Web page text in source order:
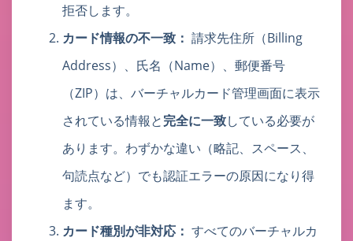
拒否します。
カード情報の不一致： 請求先住所（Billing
Address）、氏名（Name）、郵便番号
（ZIP）は、バーチャルカード管理画面に表示
されている情報と完全に一致している必要が
あります。わずかな違い（略記、スペース、
句読点など）でも認証エラーの原因になり得
ます。
カード種別が非対応： すべてのバーチャルカ